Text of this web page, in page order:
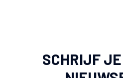
SCHRIJF JE